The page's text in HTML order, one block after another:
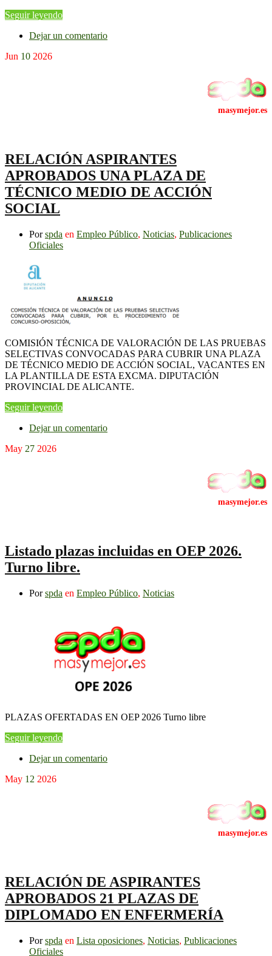
Seguir leyendo
Dejar un comentario
Jun 10 2026
RELACIÓN ASPIRANTES
APROBADOS UNA PLAZA DE
TÉCNICO MEDIO DE ACCIÓN
SOCIAL
Porspda en Empleo Público, Noticias, Publicaciones
Oficiales
COMISIÓN TÉCNICA DE VALORACIÓN DE LAS PRUEBAS
SELECTIVAS CONVOCADAS PARA CUBRIR UNA PLAZA
DE TÉCNICO MEDIO DE ACCIÓN SOCIAL, VACANTES EN
LA PLANTILLA DE ESTA EXCMA. DIPUTACIÓN
PROVINCIAL DE ALICANTE.
Seguir leyendo
Dejar un comentario
May 27 2026
Listado plazas incluidas en OEP 2026.
Turno libre.
Porspda en Empleo Público, Noticias
PLAZAS OFERTADAS EN OEP 2026 Turno libre
Seguir leyendo
Dejar un comentario
May 12 2026
RELACIÓN DE ASPIRANTES
APROBADOS 21 PLAZAS DE
DIPLOMADO EN ENFERMERÍA
Porspda en Lista oposiciones, Noticias, Publicaciones
Oficiales